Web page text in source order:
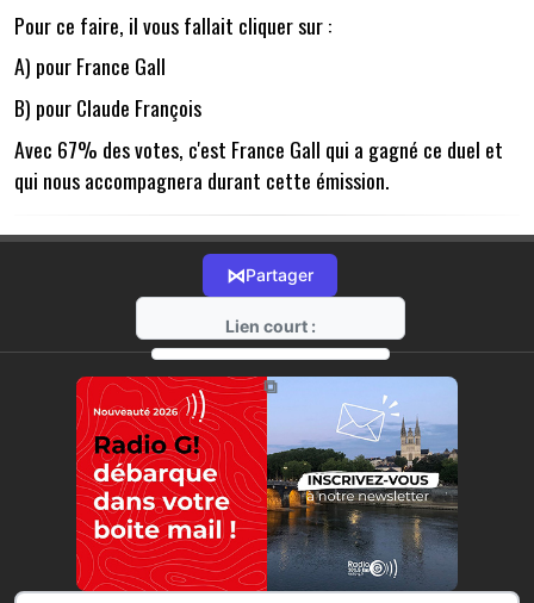
Pour ce faire, il vous fallait cliquer sur :
A) pour France Gall
B) pour Claude François
Avec 67% des votes, c'est France Gall qui a gagné ce duel et
qui nous accompagnera durant cette émission.
⋈Partager
Lien court :
https://radio-g.fr?19060
⧉